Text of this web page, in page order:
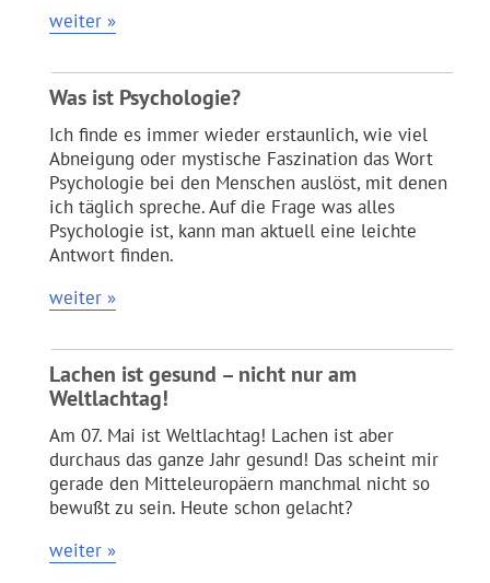
weiter »
Was ist Psychologie?
Ich finde es immer wieder erstaunlich, wie viel
Abneigung oder mystische Faszination das Wort
Psychologie bei den Menschen auslöst, mit denen
ich täglich spreche. Auf die Frage was alles
Psychologie ist, kann man aktuell eine leichte
Antwort finden.
weiter »
Lachen ist gesund – nicht nur am
Weltlachtag!
Am 07. Mai ist Weltlachtag! Lachen ist aber
durchaus das ganze Jahr gesund! Das scheint mir
gerade den Mitteleuropäern manchmal nicht so
bewußt zu sein. Heute schon gelacht?
weiter »